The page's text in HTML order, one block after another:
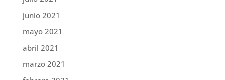
junio 2021
mayo 2021
abril 2021
marzo 2021